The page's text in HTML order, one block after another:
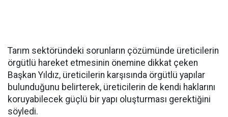
Tarım sektöründeki sorunların çözümünde üreticilerin
örgütlü hareket etmesinin önemine dikkat çeken
Başkan Yıldız, üreticilerin karşısında örgütlü yapılar
bulunduğunu belirterek, üreticilerin de kendi haklarını
koruyabilecek güçlü bir yapı oluşturması gerektiğini
söyledi.